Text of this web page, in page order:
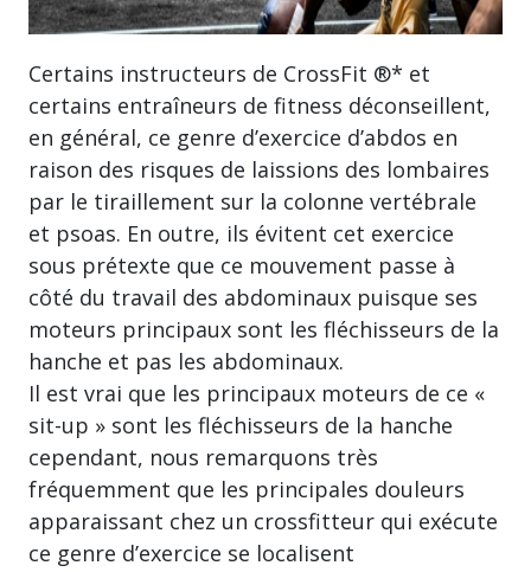
Certains instructeurs de CrossFit ®* et
certains entraîneurs de fitness déconseillent,
en général, ce genre d’exercice d’abdos en
raison des risques de laissions des lombaires
par le tiraillement sur la colonne vertébrale
et psoas. En outre, ils évitent cet exercice
sous prétexte que ce mouvement passe à
côté du travail des abdominaux puisque ses
moteurs principaux sont les fléchisseurs de la
hanche et pas les abdominaux.
Il est vrai que les principaux moteurs de ce «
sit-up » sont les fléchisseurs de la hanche
cependant, nous remarquons très
fréquemment que les principales douleurs
apparaissant chez un crossfitteur qui exécute
ce genre d’exercice se localisent